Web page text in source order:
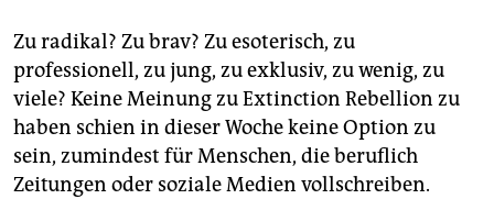
abo
genossenschaft
epaper login
Zu radikal? Zu brav? Zu esoterisch, zu
professionell, zu jung, zu exklusiv, zu wenig, zu
viele? Keine Meinung zu Extinction Rebellion zu
haben schien in dieser Woche keine Option zu
sein, zumindest für Menschen, die beruflich
Zeitungen oder soziale Medien vollschreiben.